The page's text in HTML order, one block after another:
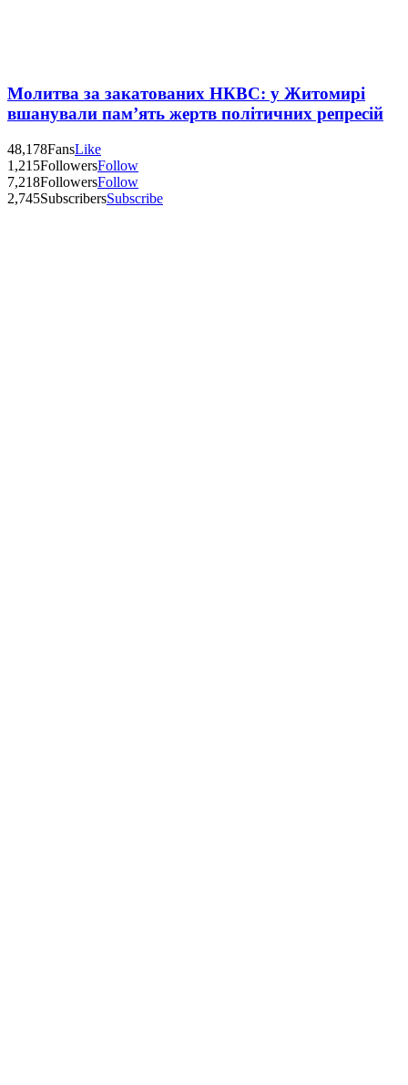
Молитва за закатованих НКВС: у Житомирі
вшанували пам’ять жертв політичних репресій
48,178FansLike
1,215FollowersFollow
7,218FollowersFollow
2,745SubscribersSubscribe